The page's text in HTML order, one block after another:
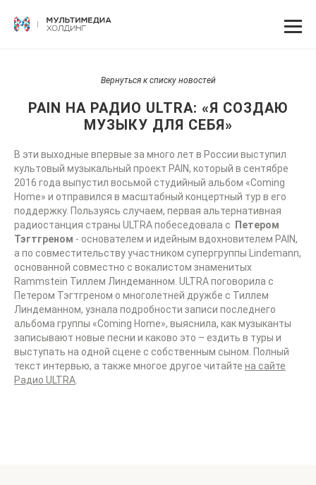
Вернуться к списку новостей
PAIN НА РАДИО ULTRA: «Я СОЗДАЮ
МУЗЫКУ ДЛЯ СЕБЯ»
В эти выходные впервые за много лет в России выступил
культовый музыкальный проект PAIN, который в сентябре
2016 года выпустил восьмой студийный альбом «Coming
Home» и отправился в масштабный концертный тур в его
поддержку. Пользуясь случаем, первая альтернативная
радиостанция страны ULTRA побеседовала с
Петером
Тэгтгреном - основателем и идейным вдохновителем PAIN,
а по совместительству участником супергруппы Lindemann,
основанной совместно с вокалистом знаменитых
Rammstein Тиллем Линдеманном. ULTRA поговорила с
Петером Тэгтгреном о многолетней дружбе с Тиллем
Линдеманном, узнала подробности записи последнего
альбома группы «Coming Home», выяснила, как музыканты
записывают новые песни и каково это – ездить в туры и
выступать на одной сцене с собственным сыном. Полный
текст интервью, а также многое другое читайте на сайте
Радио ULTRA